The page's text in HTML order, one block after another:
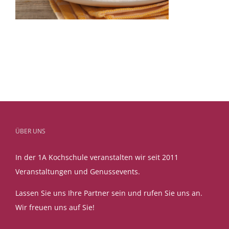
ÜBER UNS
In der 1A Kochschule veranstalten wir seit 2011
Veranstaltungen und Genussevents.
Lassen Sie uns Ihre Partner sein und rufen Sie uns an.
Wir freuen uns auf Sie!